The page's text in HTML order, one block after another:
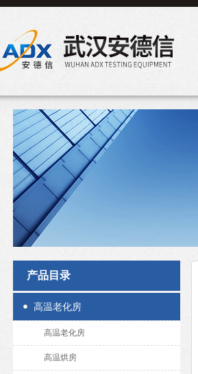
产品目录
高温老化房
高温老化房
高温烘房